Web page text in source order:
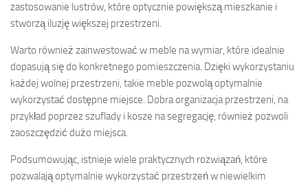
zastosowanie lustrów, które optycznie powiększą mieszkanie i
stworzą iluzję większej przestrzeni.
Warto również zainwestować w meble na wymiar, które idealnie
dopasują się do konkretnego pomieszczenia. Dzięki wykorzystaniu
każdej wolnej przestrzeni, takie meble pozwolą optymalnie
wykorzystać dostępne miejsce. Dobra organizacja przestrzeni, na
przykład poprzez szuflady i kosze na segregację, również pozwoli
zaoszczędzić dużo miejsca.
Podsumowując, istnieje wiele praktycznych rozwiązań, które
pozwalają optymalnie wykorzystać przestrzeń w niewielkim